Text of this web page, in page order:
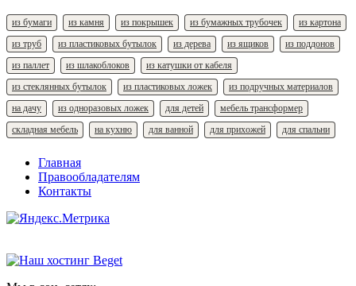
из бумаги из камня из покрышек из бумажных трубочек
из картона
из труб
из пластиковых бутылок из дерева из ящиков
из поддонов
из паллет
из шлакоблоков
из катушки от кабеля
из стеклянных бутылок
из пластиковых ложек
из подручных материалов
на дачу
из одноразовых ложек для детей
мебель трансформер
складная мебель
на кухню для ванной для прихожей для спальни
Главная
Правообладателям
Контакты